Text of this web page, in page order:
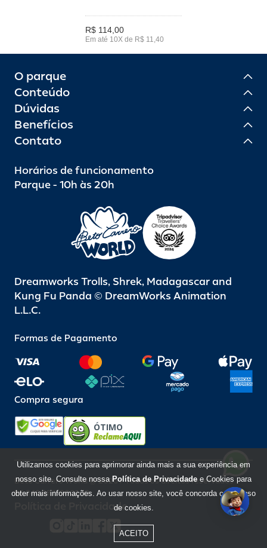
R$ 114,00
Em até 10X de R$ 11,40
O parque
Conteúdo
Dúvidas
Benefícios
Contato
Horários de funcionamento
Parque - 10h às 20h
Dreamworks Trolls, Shrek, Madagascar and
Kung Fu Panda © DreamWorks Animation
L.L.C.
Formas de Pagamento
Compra segura
ÓTIMO
Beto Carrero World @ 2026 / Todos os direitos reservados
85.248.987/0001-10
Política de Privacidade
Utilizamos cookies para aprimorar ainda mais a sua experiência em
nosso site. Consulte nossa Política de Privacidade e Cookies para
obter mais informações. Ao usar nosso site, você concorda com o uso
de cookies.
ACEITO